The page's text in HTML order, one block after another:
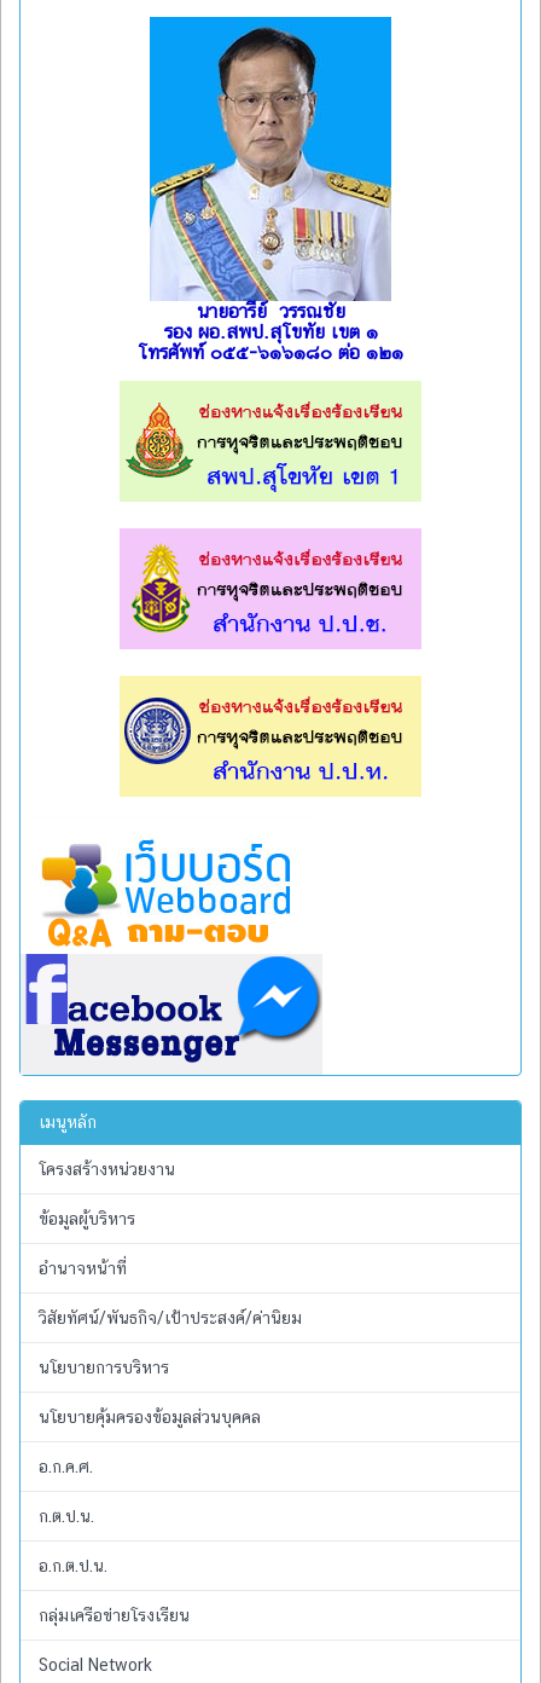
นายอารีย์ วรรณชัย
รอง ผอ.สพป.สุโขทัย เขต ๑
โทรศัพท์ ๐๕๕-๖๑๖๑๘๐ ต่อ ๑๒๑
เมนูหลัก
โครงสร้างหน่วยงาน
ข้อมูลผู้บริหาร
อำนาจหน้าที่
วิสัยทัศน์/พันธกิจ/เป้าประสงค์/ค่านิยม
นโยบายการบริหาร
นโยบายคุ้มครองข้อมูลส่วนบุคคล
อ.ก.ค.ศ.
ก.ต.ป.น.
อ.ก.ต.ป.น.
กลุ่มเครือข่ายโรงเรียน
Social Network